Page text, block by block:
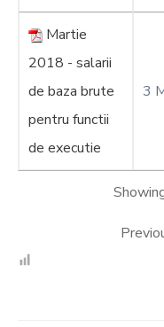
Martie
2018 - salarii
de baza brute
pentru functii
de executie
3